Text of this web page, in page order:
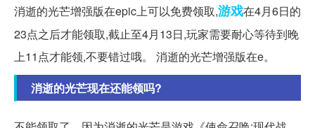
消逝的光芒增强版在epic上可以免费领取,游戏在4月6日的
23点之后才能领取,截止至4月13日,玩家需要耐心等待到晚
上11点才能领,不要错过哦。 消逝的光芒增强版在e。
消逝的光芒现在还能领吗?